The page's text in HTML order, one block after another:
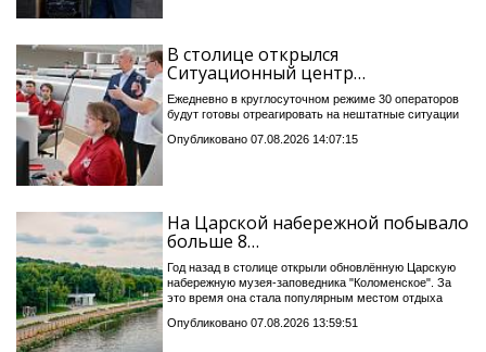
В столице открылся
Ситуационный центр…
Ежедневно в круглосуточном режиме 30 операторов
будут готовы отреагировать на нештатные ситуации
Опубликовано 07.08.2026 14:07:15
На Царской набережной побывало
больше 8…
Год назад в столице открыли обновлённую Царскую
набережную музея-заповедника "Коломенское". За
это время она стала популярным местом отдыха
Опубликовано 07.08.2026 13:59:51